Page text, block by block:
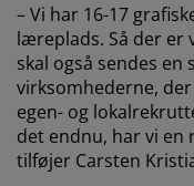
– Vi har 16-17
læreplads. Så der er
skal også sendes
virksomhederne,
egen- og
det endnu, har vi en
tilføjer Carsten